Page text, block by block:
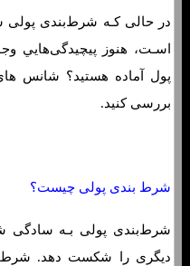
در حالی کـه شرط‌بندی پولی
اسـت، هنوز پیچیدگی‌هایي
پول آماده هستید؟ شانس
بررسی کنید.
شرط بندی پولی چیست؟
شرط‌بندی پولی بـه سادگی
دیگری را شکست دهد.